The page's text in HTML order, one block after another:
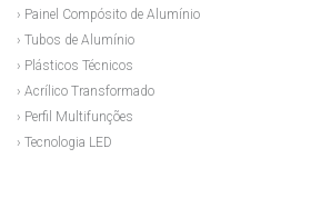
› Painel Compósito de Alumínio
› Tubos de Alumínio
› Plásticos Técnicos
› Acrílico Transformado
› Perfil Multifunções
› Tecnologia LED